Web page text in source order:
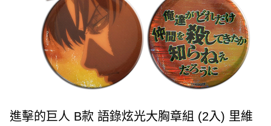
進擊的巨人 B款 語錄炫光大胸章組 (2入) 里維